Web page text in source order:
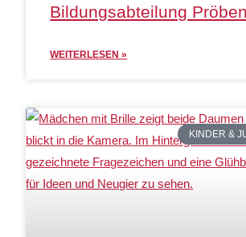
Bildungsabteilung
WEITERLESEN »
KINDER &